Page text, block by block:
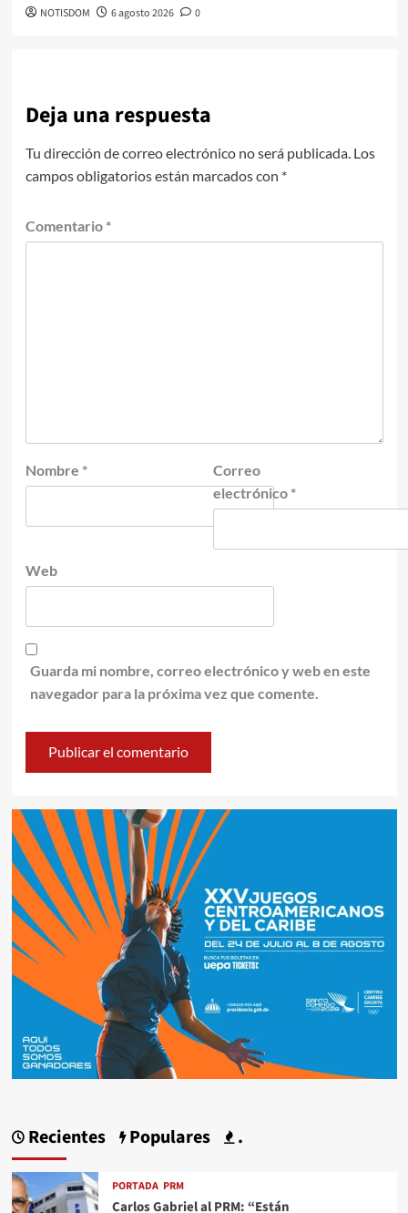
NOTISDOM 6 agosto 2026 0
Deja una respuesta
Tu dirección de correo electrónico no será publicada. Los
campos obligatorios están marcados con *
Comentario *
Nombre *
Correo
electrónico *
Web
Guarda mi nombre, correo electrónico y web en este
navegador para la próxima vez que comente.
Recientes Populares .
PORTADA PRM
Carlos Gabriel al PRM: “Están